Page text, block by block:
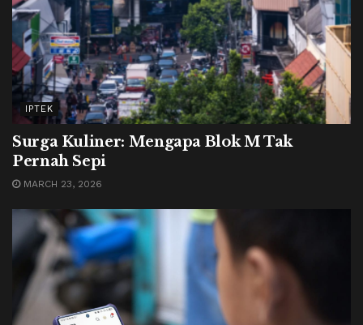
IPTEK
Surga Kuliner: Mengapa Blok M Tak
Pernah Sepi
MARCH 23, 2026